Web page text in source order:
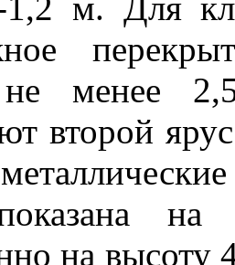
менее
второй
на высоту